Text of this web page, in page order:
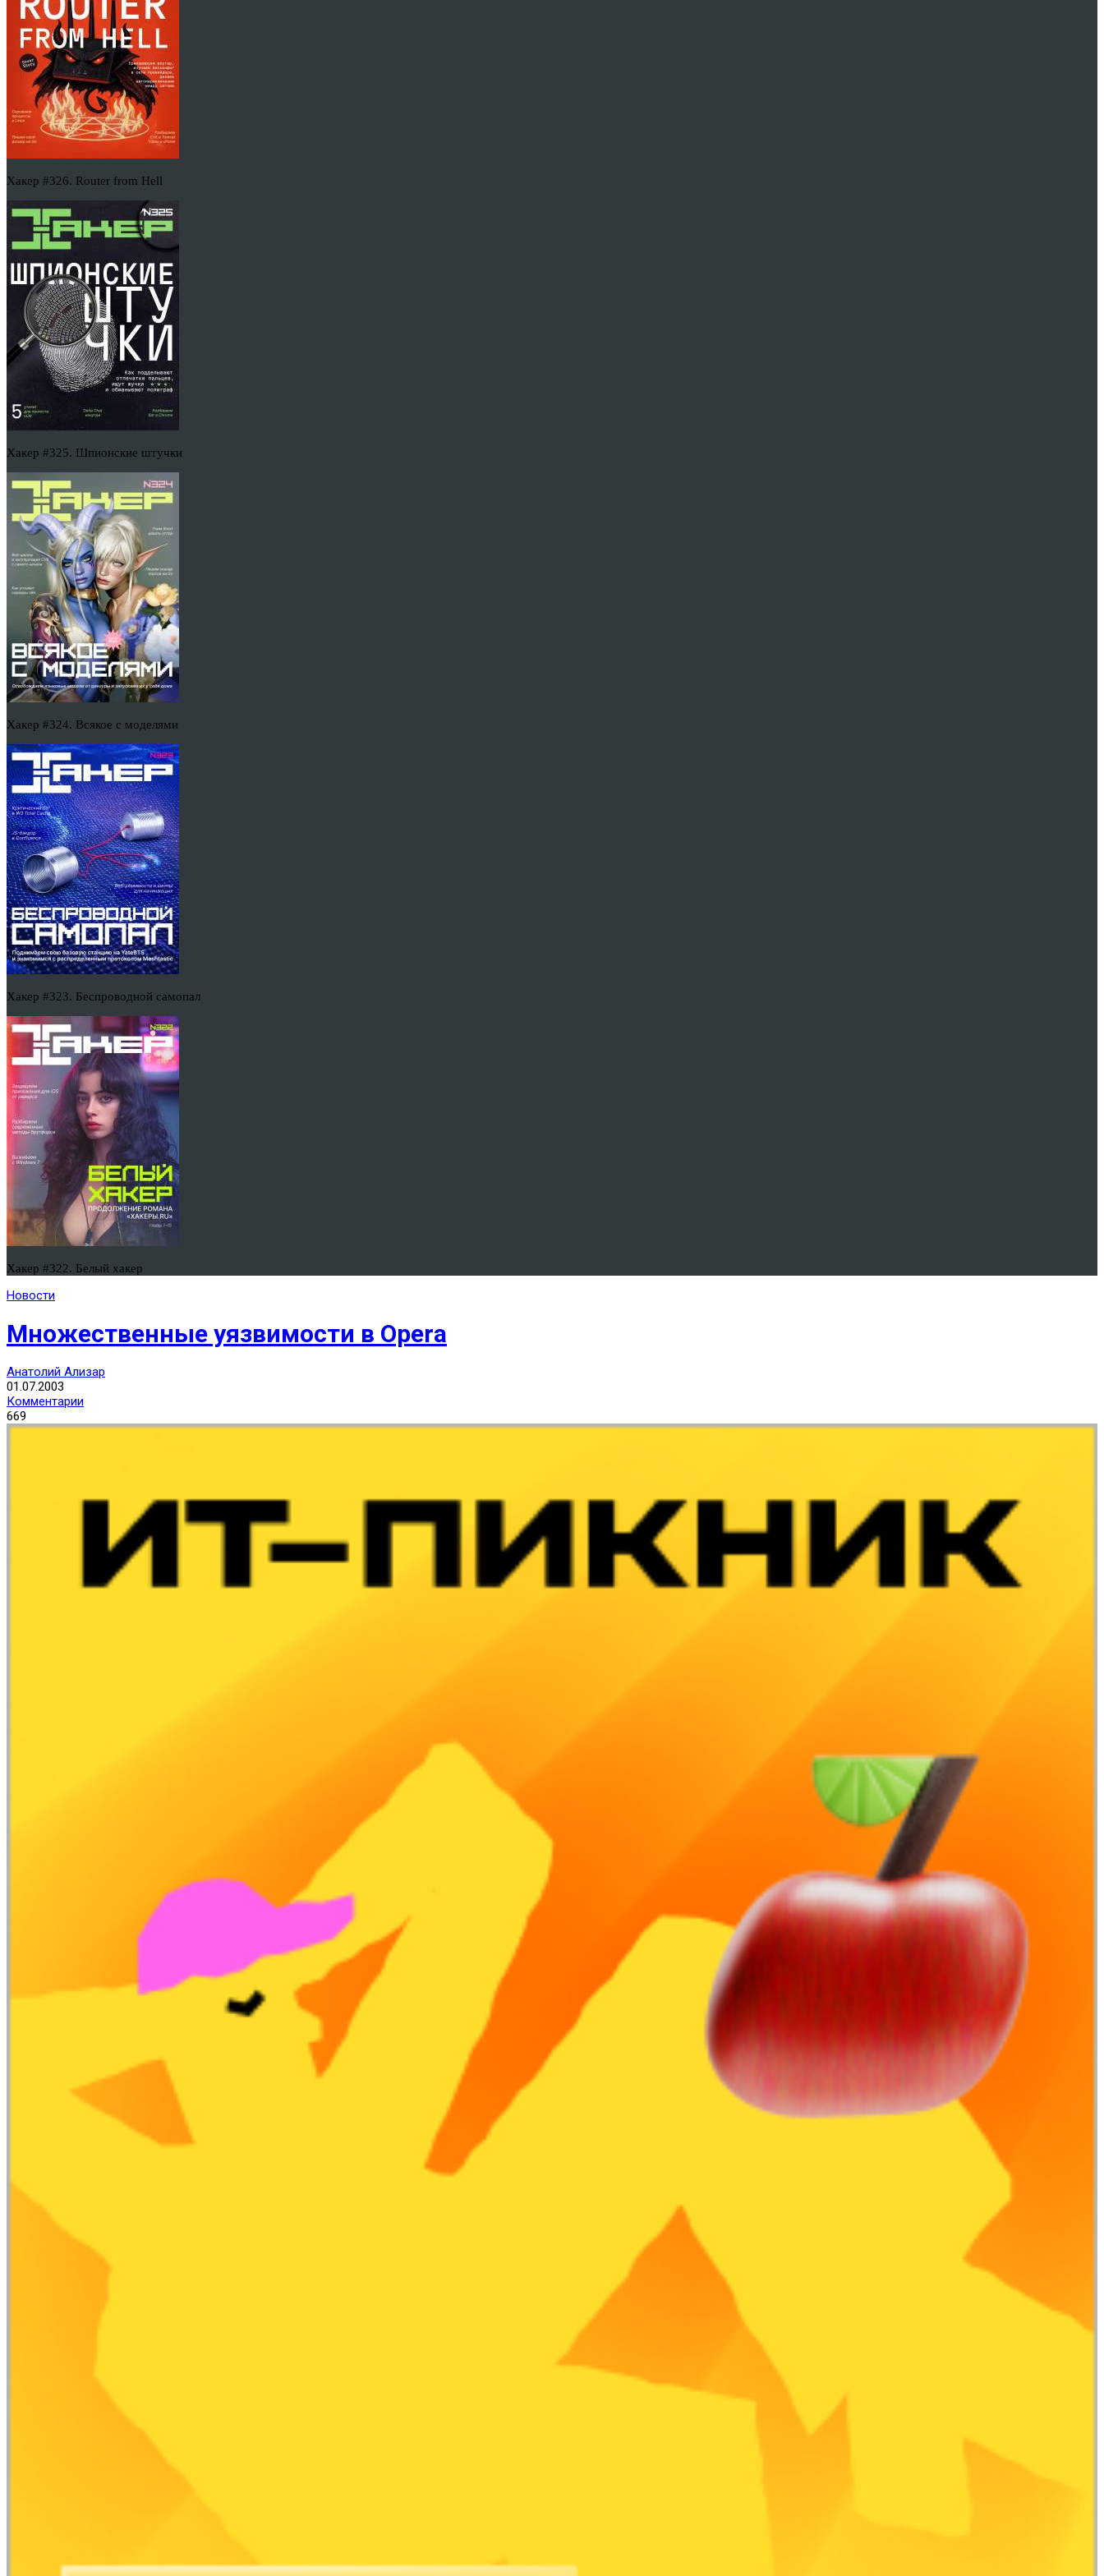
Хакер #326. Router from Hell
Хакер #325. Шпионские штучки
Хакер #324. Всякое с моделями
Хакер #323. Беспроводной самопал
Хакер #322. Белый хакер
Новости
Множественные уязвимости в Opera
Анатолий Ализар
01.07.2003
Комментарии
669